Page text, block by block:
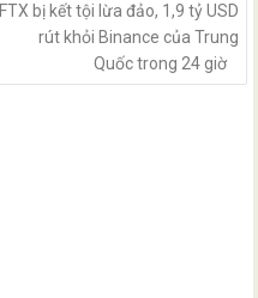
FTX bị kết tội lừa đảo, 1,9 tỷ USD
rút khỏi Binance của Trung
Quốc trong 24 giờ